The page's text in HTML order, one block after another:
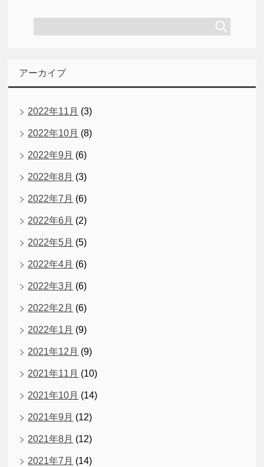
アーカイブ
2022年11月 (3)
2022年10月 (8)
2022年9月 (6)
2022年8月 (3)
2022年7月 (6)
2022年6月 (2)
2022年5月 (5)
2022年4月 (6)
2022年3月 (6)
2022年2月 (6)
2022年1月 (9)
2021年12月 (9)
2021年11月 (10)
2021年10月 (14)
2021年9月 (12)
2021年8月 (12)
2021年7月 (14)